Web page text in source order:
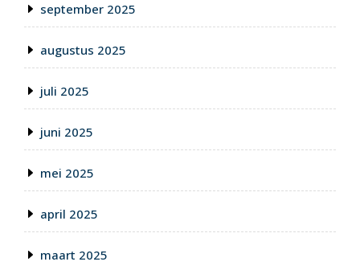
september 2025
augustus 2025
juli 2025
juni 2025
mei 2025
april 2025
maart 2025